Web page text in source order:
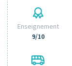
Enseignement
9/10